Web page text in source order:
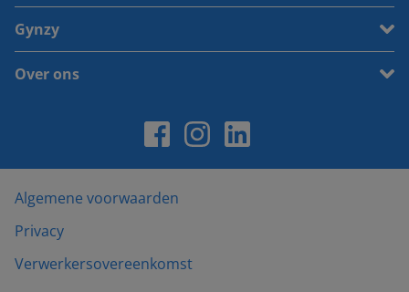
Gynzy
Over ons
Algemene voorwaarden
Privacy
Verwerkersovereenkomst